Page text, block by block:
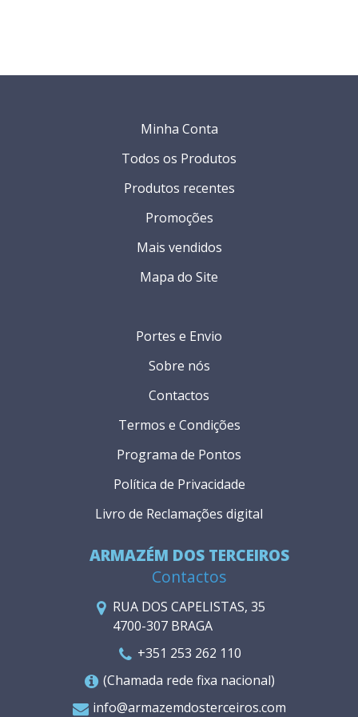
ARMAZÉM DOS TERCEIROS
Contactos
RUA DOS CAPELISTAS, 35
4700-307 BRAGA
+351 253 262 110
(Chamada rede fixa nacional)
info@armazemdosterceiros.com
Portes e Envio
Sobre nós
Contactos
Termos e Condições
Programa de Pontos
Política de Privacidade
Livro de Reclamações digital
Minha Conta
Todos os Produtos
Produtos recentes
Promoções
Mais vendidos
Mapa do Site